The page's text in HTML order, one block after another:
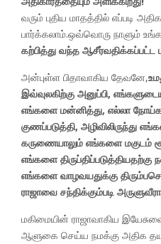
வரும் புதிய மாதத்தில் எப்படி
பார்க்கலாம்.ஒவ்வொரு நாளும்
கற்பித்து வந்த ஆசீர்வதிக்கப்பட்ட
அன்புள்ள பிதாவாகிய தேவனே,
இவ்வுலகிற்கு அனுப்பி,
எங்களை மன்னித்து, எல்லா
குணப்படுத்தி, அழிவிலிருந்து
கருணையாலும் எங்களை மகுடம்
எங்களை திருப்திப்படுத்தியதற்கு
எங்களை வாழவயதுக்கு
ராஜாவை சந்திக்கும்படி
மகிமையின் ராஜாவாகிய
ஆளுகை செய்ய நமக்கு அதிக